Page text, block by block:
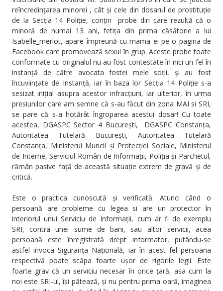
reîncredințarea minorei , cât și cele din dosarul de prostituție
de la Secția 14 Poliție, conțin probe din care rezultă că o
minoră de numai 13 ani, fetița din prima căsătorie a lui
Isabelle_merlot, apare împreună cu mama ei pe o pagina de
Facebook care promovează sexul în grup. Aceste probe toate
conformate cu originalul nu au fost contestate în nici un fel în
instanță de către avocata fostei mele soții, și au fost
încuviințate de Instanță, iar în baza lor Secția 14 Poliție s-a
sesizat inițial asupra acestor infracțiuni, iar ulterior, în urma
presiunilor care am semne că s-au făcut din zona MAI si SRI,
se pare că s-a hotărât îngroparea acestui dosar! Cu toate
acestea, DGASPC Sector 4 București, DGASPC Constanța,
Autoritatea Tutelară București, Autoritatea Tutelară
Constanța, Ministerul Muncii și Protecției Sociale, Ministerul
de Interne, Serviciul Român de Informații, Poliția și Parchetul,
rămân pasive față de această situație extrem de gravă și de
critică.
Este o practica cunoscută și verificată. Atunci când o
persoană are probleme cu legea si are un protector în
interiorul unui Serviciu de Informații, cum ar fi de exemplu
SRI, contra unei sume de bani, sau altor servicii, acea
persoană este înregistrată drept informator, putându-se
astfel invoca Siguranța Națională, iar în acest fel persoana
respectivă poate scăpa foarte ușor de rigorile legii. Este
foarte grav că un serviciu necesar în orice țară, asa cum la
noi este SRI-ul, își pătează, și nu pentru prima oară, imaginea